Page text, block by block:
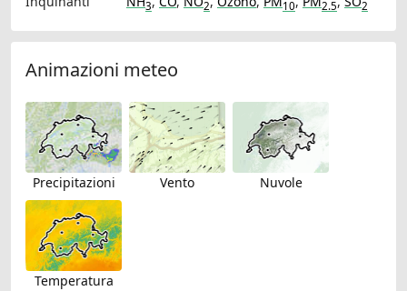
3 2 10 2.5 2
Animazioni meteo
Precipitazioni Vento Nuvole
Temperatura